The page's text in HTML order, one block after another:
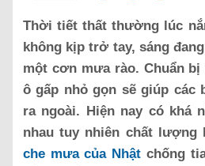
Thời tiết thất thường lúc
không kịp trở tay, sáng
một cơn mưa rào. Chuẩn
ô gấp nhỏ gọn sẽ giúp các
ra ngoài. Hiện nay có khá
nhau tuy nhiên chất lượng
che mưa của Nhật chống